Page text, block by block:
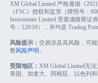
XM Global Limited 严格遵循《
（FSC）授权和监管（牌照号：
Instruments Limited 受塞浦路斯证
号：120/10），并均是 Trading
风险提示： 交易涉及高风险，可
整风险声明 。
受限地区： XM Global Limited无
美国、加拿大、阿根廷、以色列和